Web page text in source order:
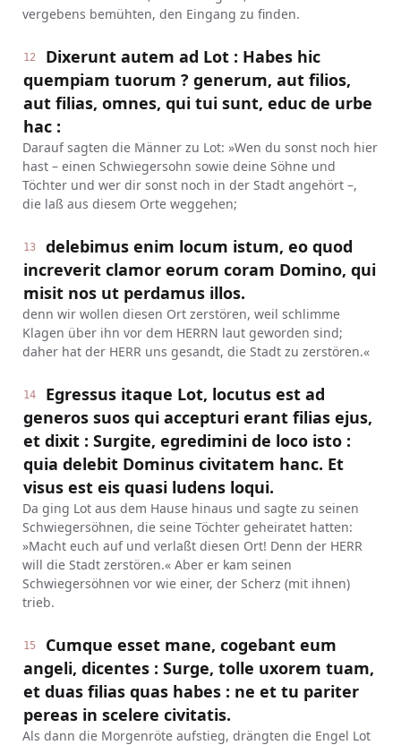
vergebens bemühten, den Eingang zu finden.
12
Dixerunt autem ad Lot : Habes hic
quempiam tuorum ? generum, aut filios,
aut filias, omnes, qui tui sunt, educ de urbe
hac :
Darauf sagten die Männer zu Lot: »Wen du sonst noch hier
hast – einen Schwiegersohn sowie deine Söhne und
Töchter und wer dir sonst noch in der Stadt angehört –,
die laß aus diesem Orte weggehen;
13
delebimus enim locum istum, eo quod
increverit clamor eorum coram Domino, qui
misit nos ut perdamus illos.
denn wir wollen diesen Ort zerstören, weil schlimme
Klagen über ihn vor dem HERRN laut geworden sind;
daher hat der HERR uns gesandt, die Stadt zu zerstören.«
14
Egressus itaque Lot, locutus est ad
generos suos qui accepturi erant filias ejus,
et dixit : Surgite, egredimini de loco isto :
quia delebit Dominus civitatem hanc. Et
visus est eis quasi ludens loqui.
Da ging Lot aus dem Hause hinaus und sagte zu seinen
Schwiegersöhnen, die seine Töchter geheiratet hatten:
»Macht euch auf und verlaßt diesen Ort! Denn der HERR
will die Stadt zerstören.« Aber er kam seinen
Schwiegersöhnen vor wie einer, der Scherz (mit ihnen)
trieb.
15
Cumque esset mane, cogebant eum
angeli, dicentes : Surge, tolle uxorem tuam,
et duas filias quas habes : ne et tu pariter
pereas in scelere civitatis.
Als dann die Morgenröte aufstieg, drängten die Engel Lot